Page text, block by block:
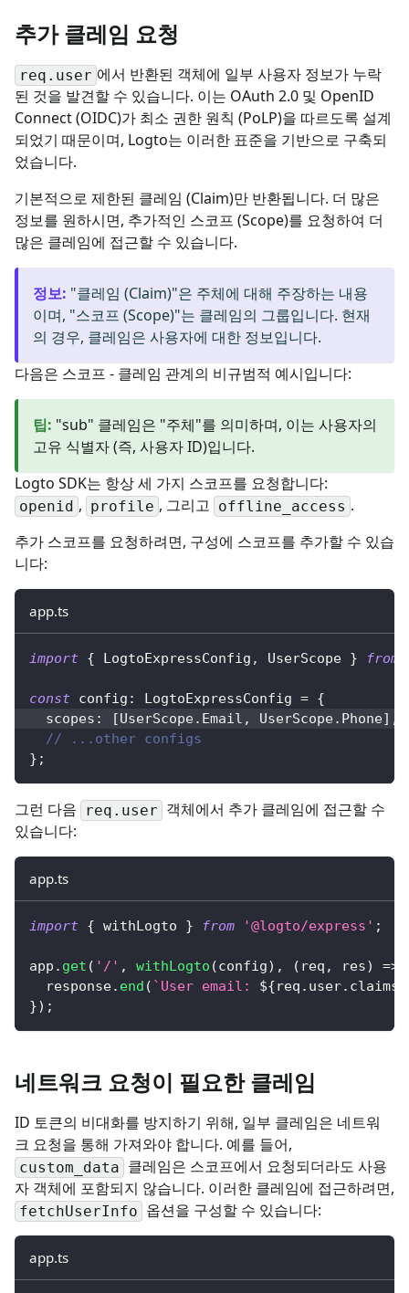
추가 클레임 요청
req.user 에서 반환된 객체에 일부 사용자 정보가 누락
된 것을 발견할 수 있습니다. 이는 OAuth 2.0 및 OpenID
Connect (OIDC)가 최소 권한 원칙 (PoLP)을 따르도록 설계
되었기 때문이며, Logto는 이러한 표준을 기반으로 구축되
었습니다.
기본적으로 제한된 클레임 (Claim)만 반환됩니다. 더 많은
정보를 원하시면, 추가적인 스코프 (Scope)를 요청하여 더
많은 클레임에 접근할 수 있습니다.
정보: "클레임 (Claim)"은 주체에 대해 주장하는 내용
이며, "스코프 (Scope)"는 클레임의 그룹입니다. 현재
의 경우, 클레임은 사용자에 대한 정보입니다.
다음은 스코프 - 클레임 관계의 비규범적 예시입니다:
팁: "sub" 클레임은 "주체"를 의미하며, 이는 사용자의
고유 식별자 (즉, 사용자 ID)입니다.
Logto SDK는 항상 세 가지 스코프를 요청합니다:
openid , profile , 그리고 offline_access .
추가 스코프를 요청하려면, 구성에 스코프를 추가할 수 있습
니다:
app.ts
import { LogtoExpressConfig , UserScope } from
const config : LogtoExpressConfig = {
  scopes
: [UserScope. Email , UserScope. Phone] ,
// ...other configs
} ;
그런 다음 req.user 객체에서 추가 클레임에 접근할 수
있습니다:
app.ts
import { withLogto } from '@logto/express' ;
app . get ( '/' , withLogto (config) , ( req , res) =>
  response
. end ( ` User email: ${req . user. claims
}) ;
네트워크 요청이 필요한 클레임
ID 토큰의 비대화를 방지하기 위해, 일부 클레임은 네트워
크 요청을 통해 가져와야 합니다. 예를 들어,
custom_data 클레임은 스코프에서 요청되더라도 사용
자 객체에 포함되지 않습니다. 이러한 클레임에 접근하려면,
fetchUserInfo 옵션을 구성할 수 있습니다:
app.ts